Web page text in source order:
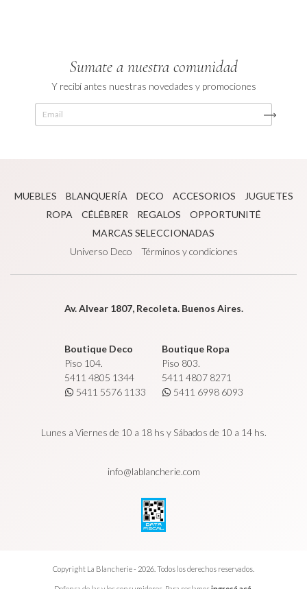
Sumate a nuestra comunidad
Y recibí antes nuestras novedades y promociones
MUEBLES BLANQUERÍA DECO ACCESORIOS
JUGUETES
ROPA
CÉLÉBRER REGALOS
OPPORTUNITÉ
MARCAS SELECCIONADAS
Universo Deco
Términos y condiciones
Av. Alvear 1807, Recoleta. Buenos Aires.
Boutique Deco
Piso 104.
5411 4805 1344
5411 5576 1133
Boutique Ropa
Piso 803.
5411 4807 8271
5411 6998 6093
Lunes a Viernes de 10 a 18 hs y Sábados de 10 a 14 hs.
info@lablancherie.com
Copyright La Blancherie - 2026. Todos los derechos reservados.